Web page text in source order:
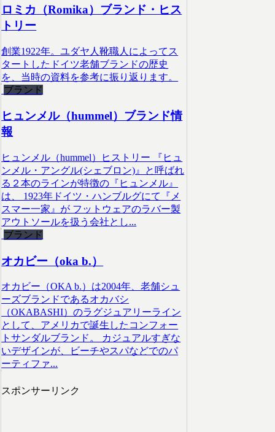
ロミカ（Romika）ブランド・ヒス
トリー
創業1922年。ユダヤ人靴職人によってス
タートしたドイツ老舗ブランドの歴史
を、当時の資料を参考に振り返ります。
ブランド
ヒュンメル（hummel）ブランド情
報
ヒュンメル（hummel）ヒストリー 『ヒュ
ンメル・アングル(シェブロン)』と呼ばれ
る２本のラインが特徴の『ヒュンメル』
は、 1923年ドイツ・ハンブルグにて『メ
スマー一家』が フットウェアのラバー製
アウトソールを扱う会社とし...
ブランド
オカビー（oka b.）
オカビー（OKA b.）は2004年、老舗シュ
ーズブランドであるオカバシ
（OKABASHI）のラグジュアリーライン
として、アメリカで誕生したコンフォー
トサンダルブランド。 カジュアルすぎな
いデザインが、ビーチやスパなどでのパ
ーティファ...
スポンサーリンク